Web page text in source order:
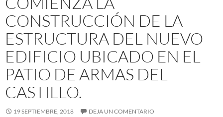
CONSTRUCCIÓN DE LA
ESTRUCTURA DEL NUEVO
EDIFICIO UBICADO EN EL
PATIO DE ARMAS DEL
CASTILLO.
19 SEPTIEMBRE, 2018 DEJA UN COMENTARIO